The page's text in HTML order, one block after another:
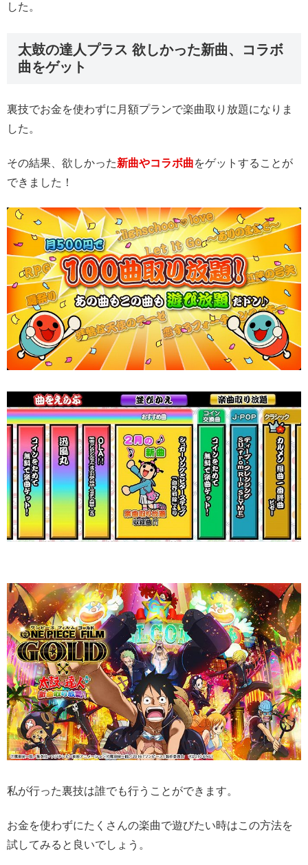
した。
太鼓の達人プラス 欲しかった新曲、コラボ
曲をゲット
裏技でお金を使わずに月額プランで楽曲取り放題になりま
した。
その結果、欲しかった新曲やコラボ曲をゲットすることが
できました！
私が行った裏技は誰でも行うことができます。
お金を使わずにたくさんの楽曲で遊びたい時はこの方法を
試してみると良いでしょう。